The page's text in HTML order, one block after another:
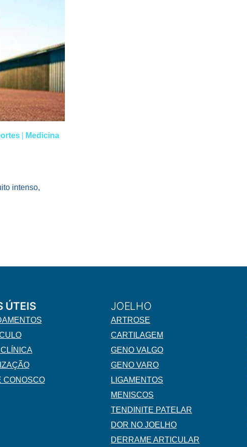
|
Medicina
intenso,
ÚTEIS
CONOSCO
JOELHO
ARTROSE
CARTILAGEM
GENO VALGO
GENO VARO
LIGAMENTOS
MENISCOS
TENDINITE PATELAR
DOR NO JOELHO
DERRAME ARTICULAR